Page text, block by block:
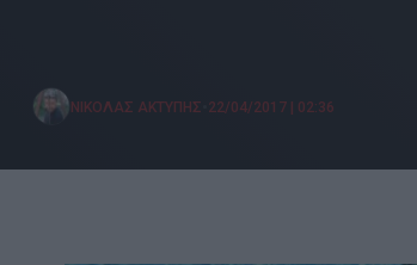
ΝΙΚΟΛΑΣ ΑΚΤΥΠΗΣ 22/04/2017 | 02:36